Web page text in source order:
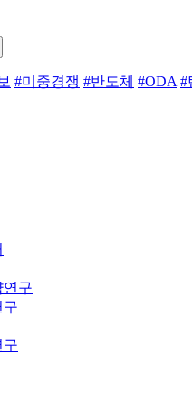
#미중경쟁 #반도체 #ODA #
연구
구
구